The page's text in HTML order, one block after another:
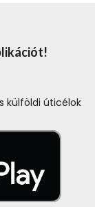
külföldi úticélok